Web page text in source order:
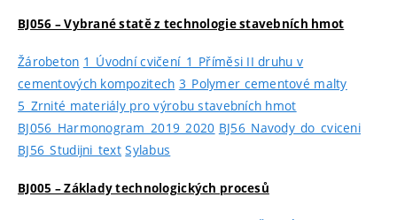
BJ056 – Vybrané statě z technologie stavebních hmot
Žárobeton 1_Úvodní cvičení_1_Příměsi II druhu v
cementových kompozitech 3_Polymer cementové malty
5_Zrnité materiály pro výrobu stavebních hmot
BJ056_Harmonogram_2019_2020 BJ56_Navody_do_cviceni
BJ56_Studijni_text Sylabus
BJ005 – Základy technologických procesů